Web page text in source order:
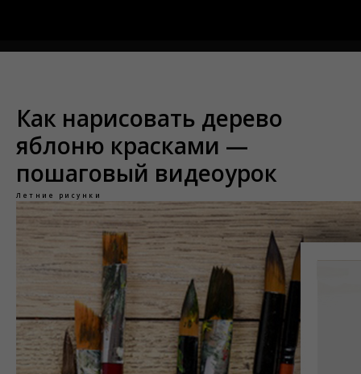
Как нарисовать дерево
яблоню красками —
пошаговый видеоурок
Летние рисунки